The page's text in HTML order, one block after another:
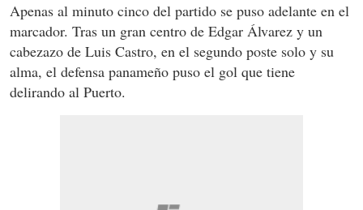
Apenas al minuto cinco del partido se puso adelante en el
marcador. Tras un gran centro de Edgar Álvarez y un
cabezazo de Luis Castro, en el segundo poste solo y su
alma, el defensa panameño puso el gol que tiene
delirando al Puerto.